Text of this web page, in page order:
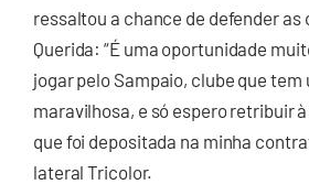
ressaltou a chance de defender as
Querida: “É uma oportunidade
jogar pelo Sampaio, clube que
maravilhosa, e só espero retribuir
que foi depositada na minha
lateral Tricolor.